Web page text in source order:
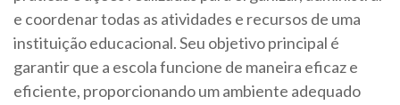
e coordenar todas as atividades e recursos de uma
instituição educacional. Seu objetivo principal é
garantir que a escola funcione de maneira eficaz e
eficiente, proporcionando um ambiente adequado